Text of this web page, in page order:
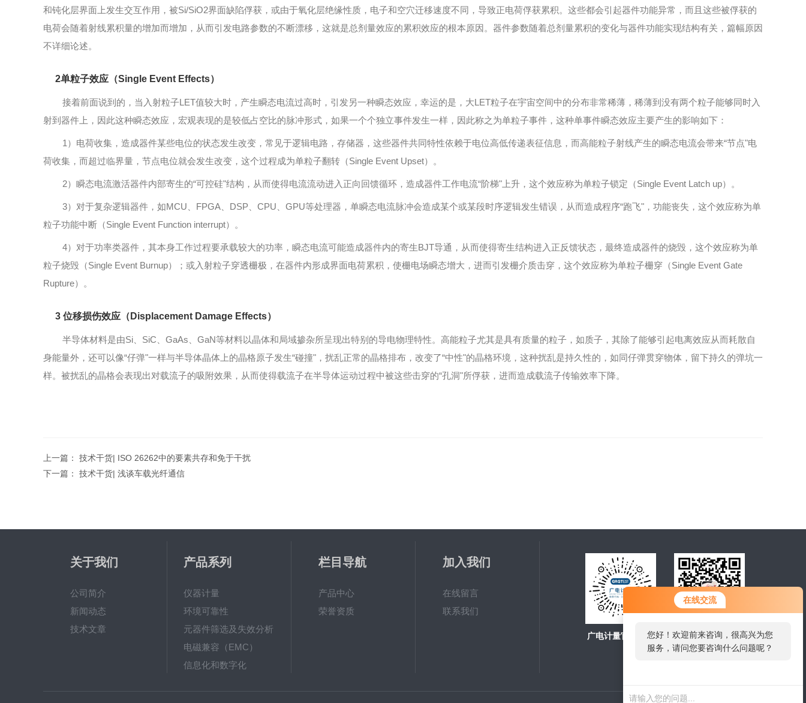
在线交流
您好！欢迎前来咨询，很高兴为您
服务，请问您要咨询什么问题呢？
和钝化层界面上发生交互作用，被Si/SiO2界面缺陷俘获，或由于氧化层绝缘性质，电子和空穴迁移速度不同，导致正电荷俘获累积。这些都会引起器件功能异常，而且这些被俘获的
电荷会随着射线累积量的增加而增加，从而引发电路参数的不断漂移，这就是总剂量效应的累积效应的根本原因。器件参数随着总剂量累积的变化与器件功能实现结构有关，篇幅原因
不详细论述。
2单粒子效应（Single Event Effects）
接着前面说到的，当入射粒子LET值较大时，产生瞬态电流过高时，引发另一种瞬态效应，幸运的是，大LET粒子在宇宙空间中的分布非常稀薄，稀薄到没有两个粒子能够同时入
射到器件上，因此这种瞬态效应，宏观表现的是较低占空比的脉冲形式，如果一个个独立事件发生一样，因此称之为单粒子事件，这种单事件瞬态效应主要产生的影响如下：
1）电荷收集，造成器件某些电位的状态发生改变，常见于逻辑电路，存储器，这些器件共同特性依赖于电位高低传递表征信息，而高能粒子射线产生的瞬态电流会带来“节点"电
荷收集，而超过临界量，节点电位就会发生改变，这个过程成为单粒子翻转（Single Event Upset）。
2）瞬态电流激活器件内部寄生的“可控硅"结构，从而使得电流流动进入正向回馈循环，造成器件工作电流“阶梯"上升，这个效应称为单粒子锁定（Single Event Latch up）。
3）对于复杂逻辑器件，如MCU、FPGA、DSP、CPU、GPU等处理器，单瞬态电流脉冲会造成某个或某段时序逻辑发生错误，从而造成程序“跑飞"，功能丧失，这个效应称为单
粒子功能中断（Single Event Function interrupt）。
4）对于功率类器件，其本身工作过程要承载较大的功率，瞬态电流可能造成器件内的寄生BJT导通，从而使得寄生结构进入正反馈状态，最终造成器件的烧毁，这个效应称为单
粒子烧毁（Single Event Burnup）；或入射粒子穿透栅极，在器件内形成界面电荷累积，使栅电场瞬态增大，进而引发栅介质击穿，这个效应称为单粒子栅穿（Single Event Gate
Rupture）。
3 位移损伤效应（Displacement Damage Effects）
半导体材料是由Si、SiC、GaAs、GaN等材料以晶体和局域掺杂所呈现出特别的导电物理特性。高能粒子尤其是具有质量的粒子，如质子，其除了能够引起电离效应从而耗散自
身能量外，还可以像“仔弹"一样与半导体晶体上的晶格原子发生“碰撞"，扰乱正常的晶格排布，改变了“中性"的晶格环境，这种扰乱是持久性的，如同仔弹贯穿物体，留下持久的弹坑一
样。被扰乱的晶格会表现出对载流子的吸附效果，从而使得载流子在半导体运动过程中被这些击穿的“孔洞"所俘获，进而造成载流子传输效率下降。
上一篇： 技术干货| ISO 26262中的要素共存和免于干扰
下一篇： 技术干货| 浅谈车载光纤通信
关于我们
公司简介
新闻动态
技术文章
产品系列
仪器计量
环境可靠性
元器件筛选及失效分析
电磁兼容（EMC）
信息化和数字化
栏目导航
产品中心
荣誉资质
加入我们
在线留言
联系我们
扫一扫，关注微信
广电计量官方商城